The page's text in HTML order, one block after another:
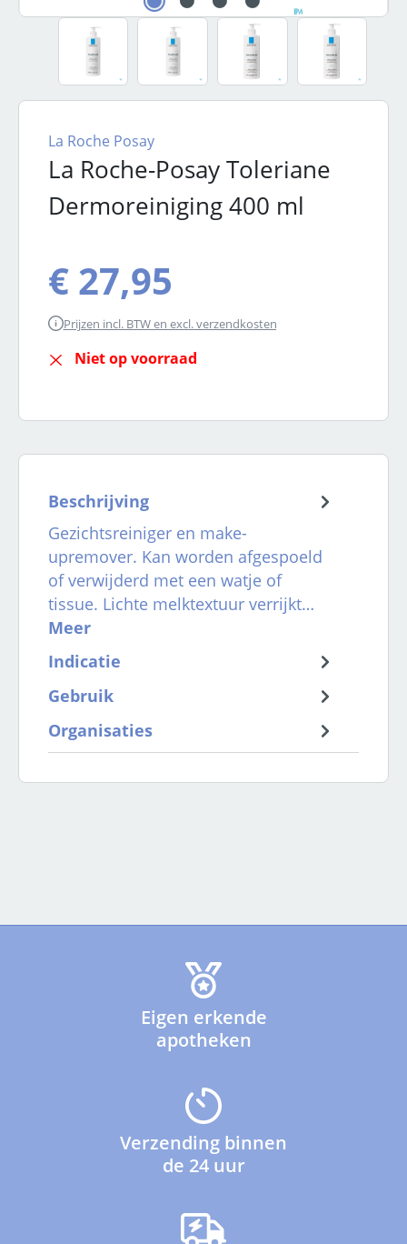
La Roche-Posay Toleriane
Dermoreiniging 400 ml
La Roche Posay
Normale prijs:
€ 27,95
Prijzen incl. BTW en excl. verzendkosten
Niet op voorraad
Beschrijving
Gezichtsreiniger en make-
upremover. Kan worden afgespoeld
of verwijderd met een watje of
tissue. Lichte melktextuur verrijkt…
Meer
Indicatie
Gebruik
Organisaties
Eigen erkende
apotheken
Verzending binnen
de 24 uur